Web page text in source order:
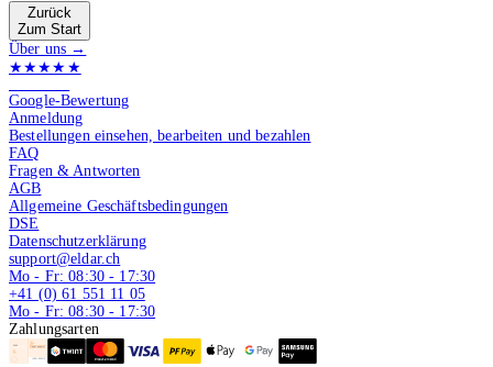
Zurück
Zum Start
Über uns →
★★★★★
Google-Bewertung
Anmeldung
Bestellungen einsehen, bearbeiten und bezahlen
FAQ
Fragen & Antworten
AGB
Allgemeine Geschäftsbedingungen
DSE
Datenschutzerklärung
support@eldar.ch
Mo - Fr: 08:30 - 17:30
+41 (0) 61 551 11 05
Mo - Fr: 08:30 - 17:30
Zahlungsarten